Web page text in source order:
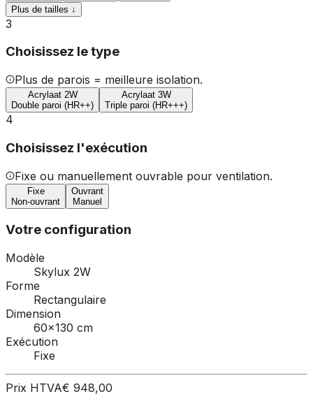
Plus de tailles ↓
3
Choisissez le type
Plus de parois = meilleure isolation.
Acrylaat 2W
Double paroi (HR++)
Acrylaat 3W
Triple paroi (HR+++)
4
Choisissez l'exécution
Fixe ou manuellement ouvrable pour ventilation.
Fixe
Non-ouvrant
Ouvrant
Manuel
Votre configuration
Modèle
Skylux 2W
Forme
Rectangulaire
Dimension
60×130 cm
Exécution
Fixe
Prix HTVA€ 948,00